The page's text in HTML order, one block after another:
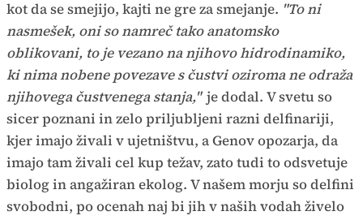
kot da se smejijo, kajti ne gre za smejanje. "To ni
nasmešek, oni so namreč tako anatomsko
oblikovani, to je vezano na njihovo hidrodinamiko,
ki nima nobene povezave s čustvi oziroma ne odraža
njihovega čustvenega stanja," je dodal. V svetu so
sicer poznani in zelo priljubljeni razni delfinariji,
kjer imajo živali v ujetništvu, a Genov opozarja, da
imajo tam živali cel kup težav, zato tudi to odsvetuje
biolog in angažiran ekolog. V našem morju so delfini
svobodni, po ocenah naj bi jih v naših vodah živelo